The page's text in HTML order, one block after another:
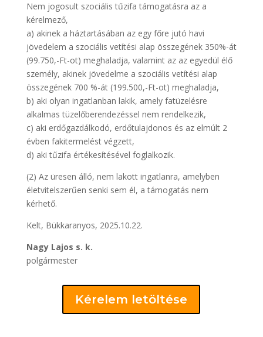
Nem jogosult szociális tűzifa támogatásra az a
kérelmező,
a) akinek a háztartásában az egy főre jutó havi
jövedelem a szociális vetítési alap összegének 350%-át
(99.750,-Ft-ot) meghaladja, valamint az az egyedül élő
személy, akinek jövedelme a szociális vetítési alap
összegének 700 %-át (199.500,-Ft-ot) meghaladja,
b) aki olyan ingatlanban lakik, amely fatüzelésre
alkalmas tüzelőberendezéssel nem rendelkezik,
c) aki erdőgazdálkodó, erdőtulajdonos és az elmúlt 2
évben fakitermelést végzett,
d) aki tűzifa értékesítésével foglalkozik.
(2) Az üresen álló, nem lakott ingatlanra, amelyben
életvitelszerűen senki sem él, a támogatás nem
kérhető.
Kelt, Bükkaranyos, 2025.10.22.
Nagy Lajos s. k.
polgármester
Kérelem letöltése